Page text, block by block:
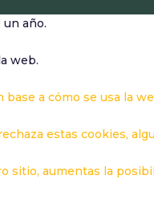
año.
web.
a cómo se usa la
estas cookies,
aumentas la